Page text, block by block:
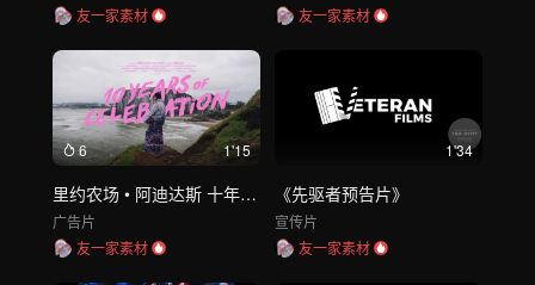
友一家素材
友一家素材
6 1'15
里约农场 • 阿迪达斯 十年合作
广告片
友一家素材
1'34
《先驱者预告片》
宣传片
友一家素材